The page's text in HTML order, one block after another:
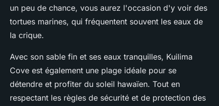
un peu de chance, vous aurez l'occasion d'y voir des
tortues marines, qui fréquentent souvent les eaux de
la crique.
Avec son sable fin et ses eaux tranquilles, Kuilima
Cove est également une plage idéale pour se
détendre et profiter du soleil hawaïen. Tout en
respectant les règles de sécurité et de protection des